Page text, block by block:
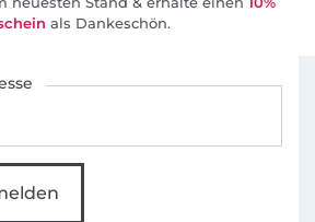
als Dankeschön.